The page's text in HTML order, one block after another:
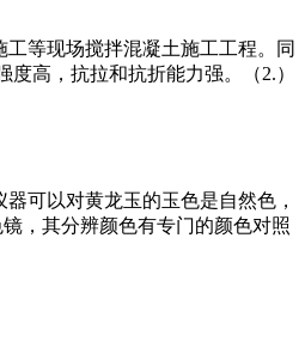
等现场搅拌混凝土施工工程。同
高，抗拉和抗折能力强。（2.）
可以对黄龙玉的玉色是自然色，
，其分辨颜色有专门的颜色对照